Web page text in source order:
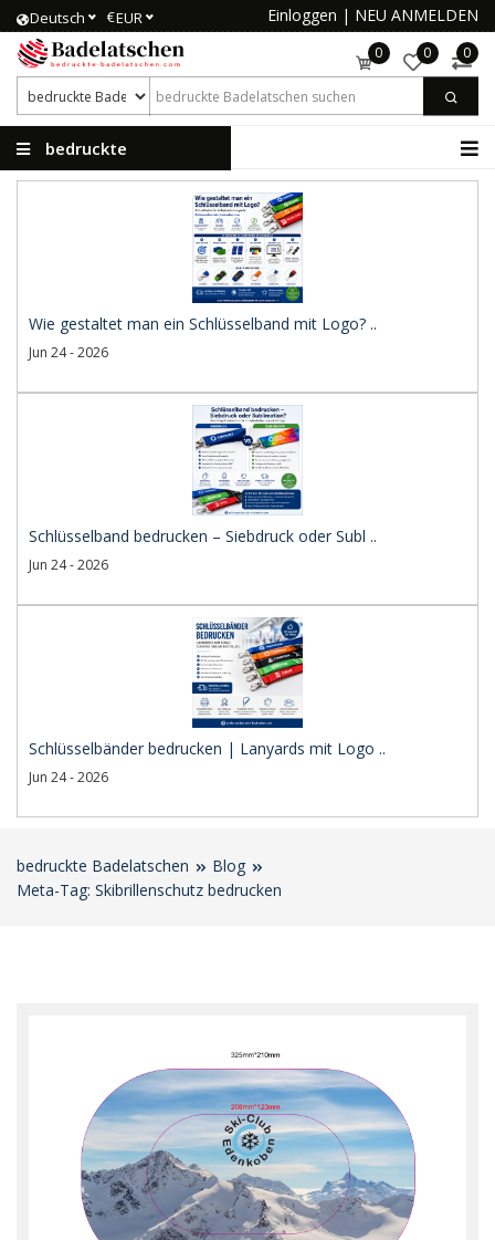
Deutsch €EUR Einloggen | NEU ANMELDEN
0 0 0
bedruckte
Wie gestaltet man ein Schlüsselband mit Logo? ..
Jun 24 - 2026
Schlüsselband bedrucken – Siebdruck oder Subl ..
Jun 24 - 2026
Schlüsselbänder bedrucken | Lanyards mit Logo ..
Jun 24 - 2026
bedruckte Badelatschen
Blog
Meta-Tag: Skibrillenschutz bedrucken